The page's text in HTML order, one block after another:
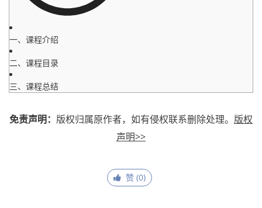
一、课程介绍
二、课程目录
三、课程总结
免责声明： 版权归属原作者，如有侵权联系删除处理。 版权
声明>>
赞 (0)